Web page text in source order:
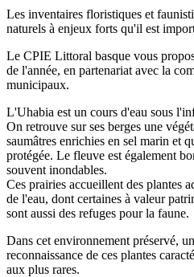
Les inventaires floristiques et
naturels à enjeux forts qu'il est
Le CPIE Littoral basque vous
de l'année, en partenariat avec la
municipaux.
L'Uhabia est un cours d'eau sous
On retrouve sur ses berges une
saumâtres enrichies en sel marin et
protégée. Le fleuve est également
souvent inondables.
Ces prairies accueillent des plantes
de l'eau, dont certaines à valeur
sont aussi des refuges pour la faune.
Dans cet environnement préservé,
reconnaissance de ces plantes
aux plus rares.